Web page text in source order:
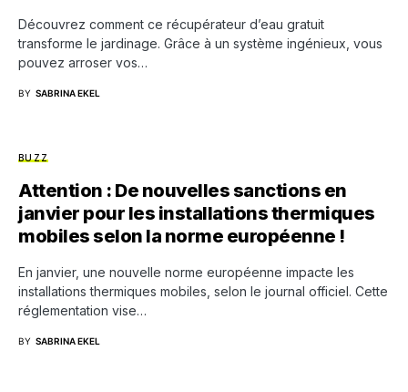
Découvrez comment ce récupérateur d’eau gratuit
transforme le jardinage. Grâce à un système ingénieux, vous
pouvez arroser vos…
BY SABRINA EKEL
BUZZ
Attention : De nouvelles sanctions en
janvier pour les installations thermiques
mobiles selon la norme européenne !
En janvier, une nouvelle norme européenne impacte les
installations thermiques mobiles, selon le journal officiel. Cette
réglementation vise…
BY SABRINA EKEL